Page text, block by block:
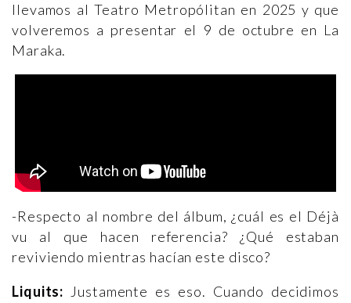
llevamos al Teatro Metropólitan en 2025 y que
volveremos a presentar el 9 de octubre en La
Maraka.
-Respecto al nombre del álbum, ¿cuál es el Déjà
vu al que hacen referencia? ¿Qué estaban
reviviendo mientras hacían este disco?
Liquits: Justamente es eso. Cuando decidimos